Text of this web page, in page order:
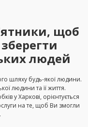
щоб
людей
шляху будь-якої людини.
людини та її життя.
у Харкові, орієнтується
на те, щоб Ви змогли